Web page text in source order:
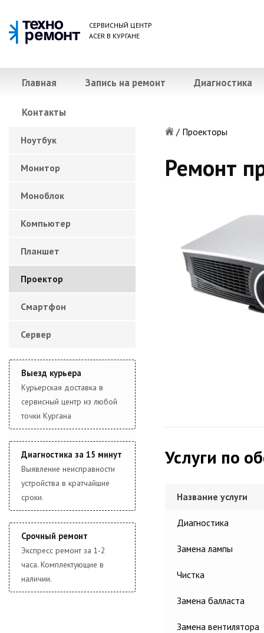
СЕРВИСНЫЙ ЦЕНТР
ACER В КУРГАНЕ
Главная Запись на ремонт Диагностика
Контакты
/ Проекторы
Ремонт
Услуги по
Название услуги
Диагностика
Замена лампы
Чистка
Замена балласта
Замена вентилятора
Ноутбук
Монитор
Моноблок
Компьютер
Планшет
Проектор
Смартфон
Сервер
Выезд курьера
Курьерская доставка в
сервисный центр из любой
точки Кургана
Диагностика за 15 минут
Выявление неисправности
устройства в кратчайшие
сроки.
Срочный ремонт
Экспресс ремонт за 1-2
часа. Комплектующие в
наличии.